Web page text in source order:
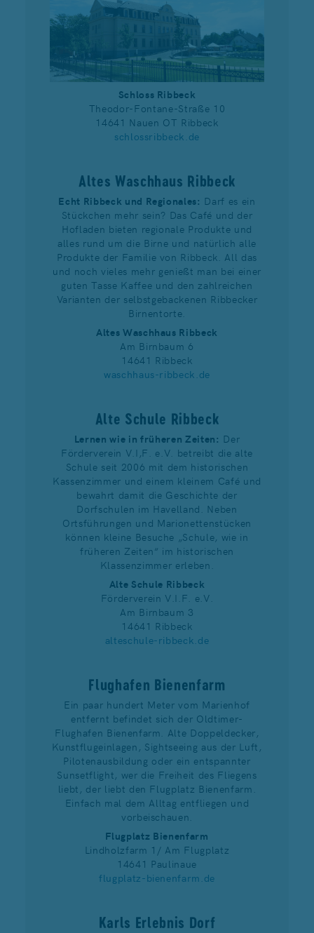
Schloss Ribbeck
Theodor-Fontane-Straße 10
14641 Nauen OT Ribbeck
schlossribbeck.de
Altes Waschhaus Ribbeck
Echt Ribbeck und Regionales: Darf es ein
Stückchen mehr sein? Das Café und der
Hofladen bieten regionale Produkte und
alles rund um die Birne und natürlich alle
Produkte der Familie von Ribbeck. All das
und noch vieles mehr genießt man bei einer
guten Tasse Kaffee und den zahlreichen
Varianten der selbstgebackenen Ribbecker
Birnentorte.
Altes Waschhaus Ribbeck
Am Birnbaum 6
14641 Ribbeck
waschhaus-ribbeck.de
Alte Schule Ribbeck
Lernen wie in früheren Zeiten: Der
Förderverein V.I,F. e.V. betreibt die alte
Schule seit 2006 mit dem historischen
Kassenzimmer und einem kleinem Café und
bewahrt damit die Geschichte der
Dorfschulen im Havelland. Neben
Ortsführungen und Marionettenstücken
können kleine Besuche „Schule, wie in
früheren Zeiten“ im historischen
Klassenzimmer erleben.
Alte Schule Ribbeck
Förderverein V.I.F. e.V.
Am Birnbaum 3
14641 Ribbeck
alteschule-ribbeck.de
Flughafen Bienenfarm
Ein paar hundert Meter vom Marienhof
entfernt befindet sich der Oldtimer-
Flughafen Bienenfarm. Alte Doppeldecker,
Kunstflugeinlagen, Sightseeing aus der Luft,
Pilotenausbildung oder ein entspannter
Sunsetflight, wer die Freiheit des Fliegens
liebt, der liebt den Flugplatz Bienenfarm.
Einfach mal dem Alltag entfliegen und
vorbeischauen.
Flugplatz Bienenfarm
Lindholzfarm 1/ Am Flugplatz
14641 Paulinaue
flugplatz-bienenfarm.de
Karls Erlebnis Dorf